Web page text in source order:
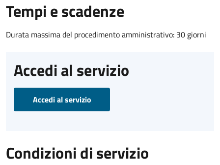
Tempi e scadenze
Durata massima del procedimento amministrativo: 30 giorni
Accedi al servizio
Accedi al servizio
Condizioni di servizio